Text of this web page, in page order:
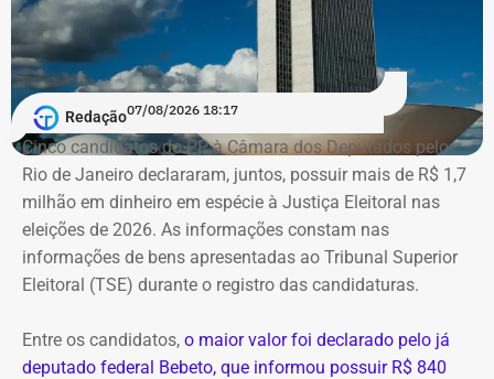
matéria-prima e simulava uma operação de refino na sua
unidade fantasma de Manguinhos.
A Polícia Federal indica que a operação era feita de
fachada para não pagar o ICMS na chegada do
combustível ao país. Com a Refit postergava de
pagamentos de impostos, a empresa só deveria pagar o
tributo no momento da venda para o consumidor final,
algo que nunca foi feito, de acordo com a investigação.
*Com informações do blog do Octávio Guedes, do portal
Redação07/08/2026 18:17
Cinco candidatos do PP à Câmara dos Deputados pelo
Rio de Janeiro declararam, juntos, possuir mais de R$ 1,7
milhão em dinheiro em espécie à Justiça Eleitoral nas
eleições de 2026. As informações constam nas
informações de bens apresentadas ao Tribunal Superior
Eleitoral (TSE) durante o registro das candidaturas.
Entre os candidatos, o maior valor foi declarado pelo já
deputado federal Bebeto, que informou possuir R$ 840